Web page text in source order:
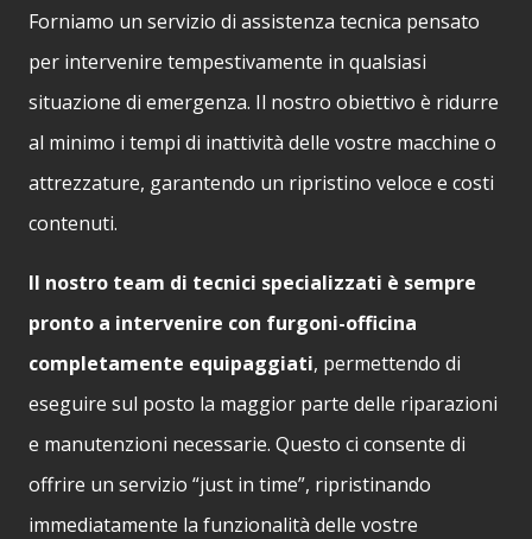
Forniamo un servizio di assistenza tecnica pensato
per intervenire tempestivamente in qualsiasi
situazione di emergenza. Il nostro obiettivo è ridurre
al minimo i tempi di inattività delle vostre macchine o
attrezzature, garantendo un ripristino veloce e costi
contenuti.
Il nostro team di tecnici specializzati è sempre
pronto a intervenire con furgoni-officina
completamente equipaggiati, permettendo di
eseguire sul posto la maggior parte delle riparazioni
e manutenzioni necessarie. Questo ci consente di
offrire un servizio “just in time”, ripristinando
immediatamente la funzionalità delle vostre